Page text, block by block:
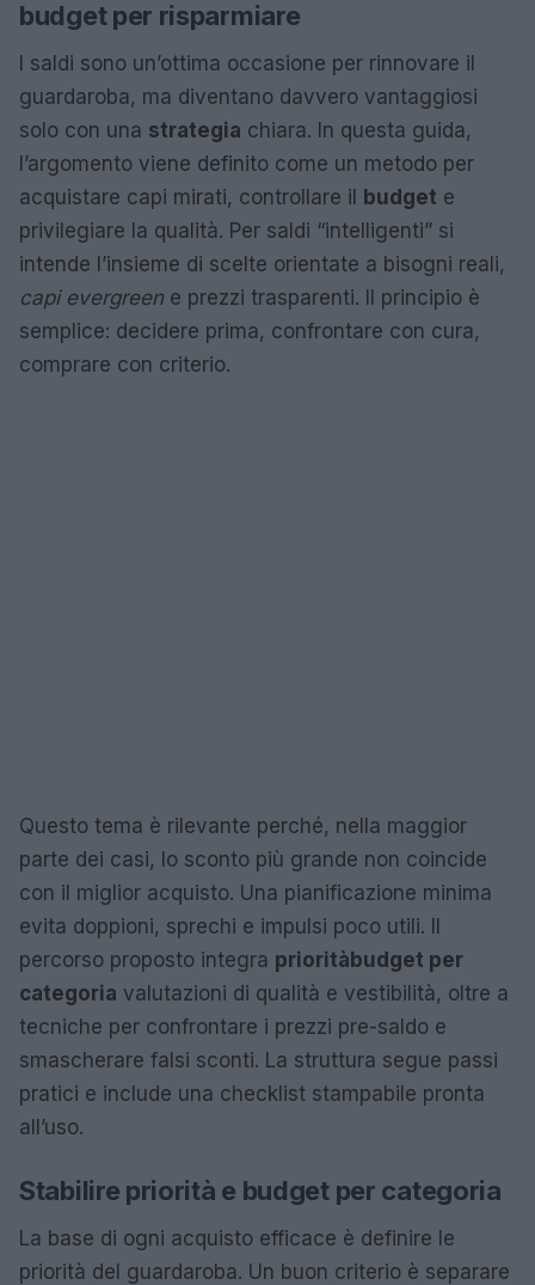
budget per risparmiare
I saldi sono un’ottima occasione per rinnovare il
guardaroba, ma diventano davvero vantaggiosi
solo con una strategia chiara. In questa guida,
l’argomento viene definito come un metodo per
acquistare capi mirati, controllare il
budget e
privilegiare la qualità. Per saldi “intelligenti” si
intende l’insieme di scelte orientate a bisogni reali,
capi evergreen e prezzi trasparenti. Il principio è
semplice: decidere prima, confrontare con cura,
comprare con criterio.
Questo tema è rilevante perché, nella maggior
parte dei casi, lo sconto più grande non coincide
con il miglior acquisto. Una pianificazione minima
evita doppioni, sprechi e impulsi poco utili. Il
percorso proposto integra priorità budget per
categoria valutazioni di qualità e vestibilità, oltre a
tecniche per confrontare i prezzi pre-saldo e
smascherare falsi sconti. La struttura segue passi
pratici e include una checklist stampabile pronta
all’uso.
Stabilire priorità e budget per categoria
La base di ogni acquisto efficace è definire le
priorità del guardaroba. Un buon criterio è separare